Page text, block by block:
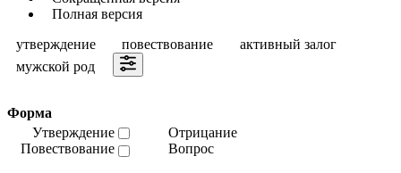
Полная версия
утверждение
повествование
активный залог
мужской род
Форма
Утверждение
Повествование
Отрицание
Вопрос